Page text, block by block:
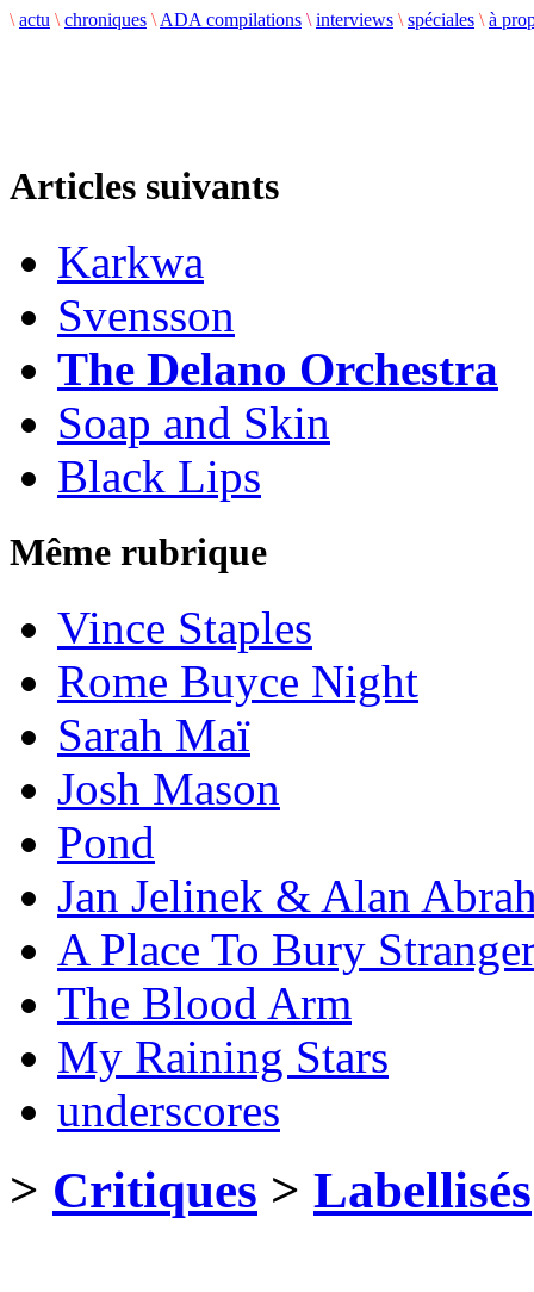
\ actu \ chroniques \ ADA compilations \ interviews \ spéciales \ à
Articles suivants
Karkwa
Svensson
The Delano Orchestra
Soap and Skin
Black Lips
Même rubrique
Vince Staples
Rome Buyce Night
Sarah Maï
Josh Mason
Pond
Jan Jelinek & Alan
A Place To Bury
The Blood Arm
My Raining Stars
underscores
> Critiques > Labellisés